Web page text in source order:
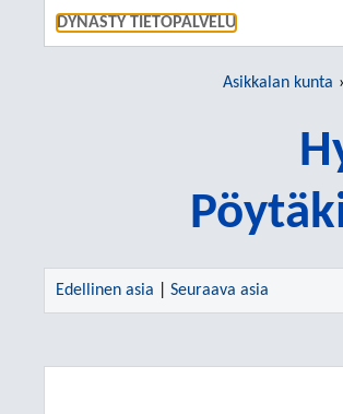
DYNASTY TIETOPALVELU
Asikkalan kunta
Edellinen asia Seuraava asia